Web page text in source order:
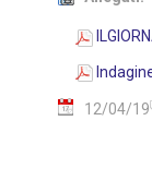
12/04/19